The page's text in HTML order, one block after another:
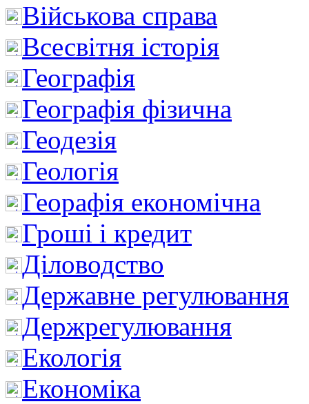
Військова справа
Всесвітня історія
Географія
Географія фізична
Геодезія
Геологія
Георафія економічна
Гроші і кредит
Діловодство
Державне регулювання
Держрегулювання
Екологія
Економіка